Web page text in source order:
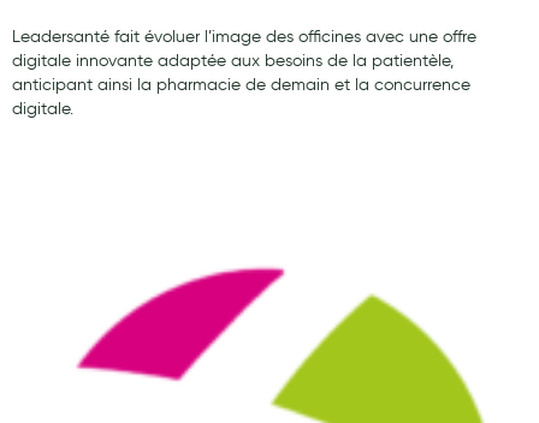
Soins mains et ongles
Soins des pieds
Crème solaire - Visage et corps
Préservatifs - Gels lubrifiants
Leadersanté fait évoluer l’image des officines avec une offre
digitale innovante adaptée aux besoins de la patientèle,
anticipant ainsi la pharmacie de demain et la concurrence
digitale.